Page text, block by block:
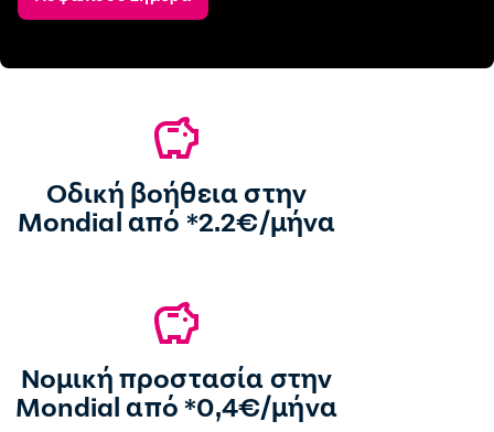
Οδική βοήθεια στην
Mondial από *2.2€/μήνα
Νομική προστασία στην
Mondial από *0,4€/μήνα